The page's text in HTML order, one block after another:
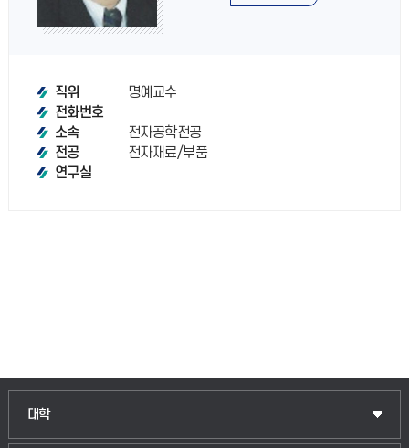
직위
명예교수
전화번호
소속
전자공학전공
전공
전자재료/부품
연구실
대학
인문융합공공인재학부